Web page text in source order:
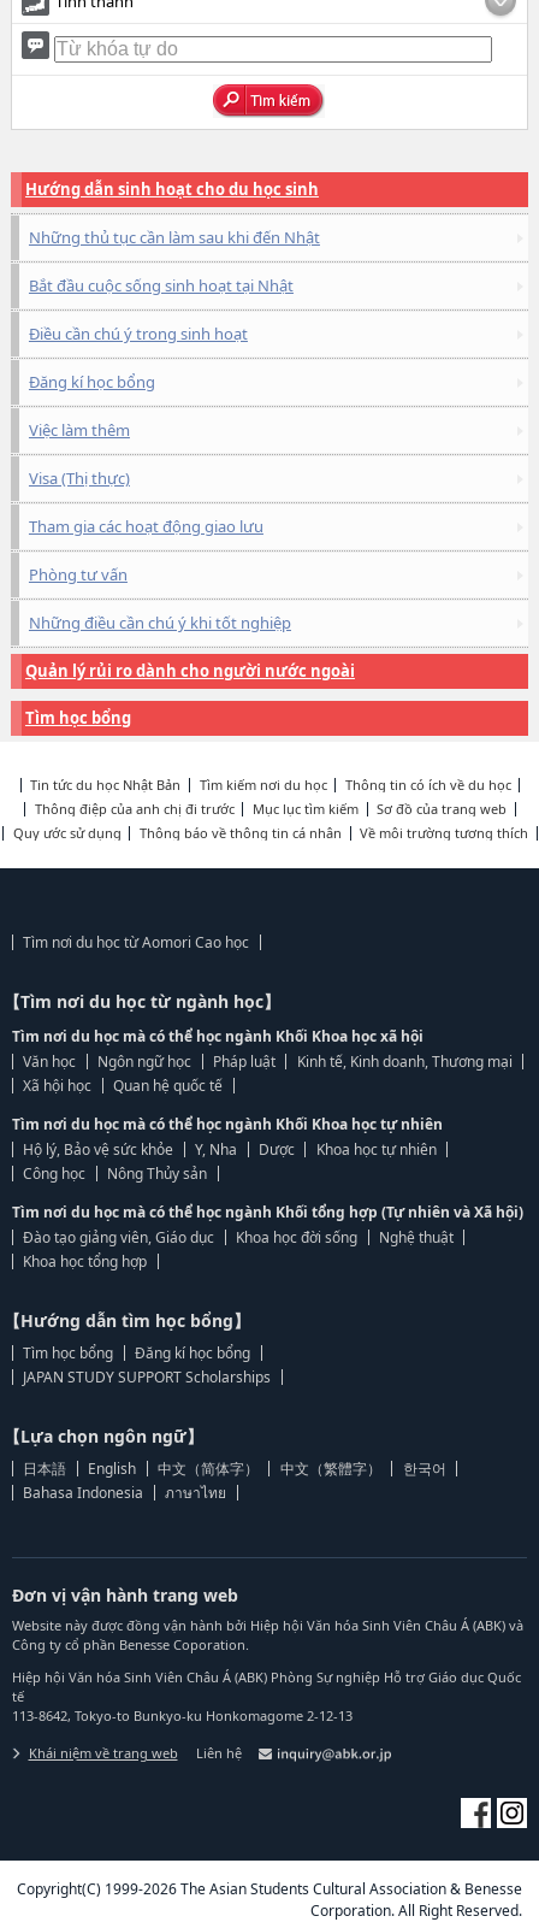
Hướng dẫn sinh hoạt cho du học sinh
Những thủ tục cần làm sau khi đến Nhật
Bắt đầu cuộc sống sinh hoạt tại Nhật
Điều cần chú ý trong sinh hoạt
Đăng kí học bổng
Việc làm thêm
Visa (Thị thực)
Tham gia các hoạt động giao lưu
Phòng tư vấn
Những điều cần chú ý khi tốt nghiệp
Quản lý rủi ro dành cho người nước ngoài
Tìm học bổng
Tin tức du học Nhật Bản Tìm kiếm nơi du học
Thông tin có ích về du học
Thông điệp của anh chị đi trước
Mục lục tìm kiếm
Sơ đồ của trang web
Quy ước sử dụng
Thông báo về thông tin cá nhân Về môi trường tương thích
Tìm nơi du học từ Aomori Cao học
【Tìm nơi du học từ ngành học】
Tìm nơi du học mà có thể học ngành Khối Khoa học xã hội
Văn học
Ngôn ngữ học Pháp luật
Kinh tế, Kinh doanh, Thương mại
Xã hội học
Quan hệ quốc tế
Tìm nơi du học mà có thể học ngành Khối Khoa học tự nhiên
Hộ lý, Bảo vệ sức khỏe
Y, Nha Dược
Khoa học tự nhiên
Công học
Nông Thủy sản
Tìm nơi du học mà có thể học ngành Khối tổng hợp (Tự nhiên và Xã hội)
Đào tạo giảng viên, Giáo dục
Khoa học đời sống
Nghệ thuật
Khoa học tổng hợp
【Hướng dẫn tìm học bổng】
Tìm học bổng
Đăng kí học bổng
JAPAN STUDY SUPPORT Scholarships
【Lựa chọn ngôn ngữ】
日本語 English 中文（简体字） 中文（繁體字）
한국어
Bahasa Indonesia
ภาษาไทย
Đơn vị vận hành trang web
Website này được đồng vận hành bởi Hiệp hội Văn hóa Sinh Viên Châu Á (ABK) và
Công ty cổ phần Benesse Coporation.
Hiệp hội Văn hóa Sinh Viên Châu Á (ABK) Phòng Sự nghiệp Hỗ trợ Giáo dục Quốc
tế
113-8642, Tokyo-to Bunkyo-ku Honkomagome 2-12-13
Khái niệm về trang web Liên hệ
Copyright(C) 1999-2026 The Asian Students Cultural Association & Benesse
Corporation. All Right Reserved.